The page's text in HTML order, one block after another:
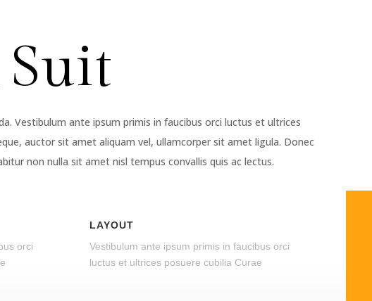
Vestibulum ante ipsum primis in faucibus orci luctus et ultrices
auctor sit amet aliquam vel, ullamcorper sit amet ligula. Donec
non nulla sit amet nisl tempus convallis quis ac lectus.
orci
LAYOUT
Vestibulum ante ipsum primis in faucibus orci
luctus et ultrices posuere cubilia Curae